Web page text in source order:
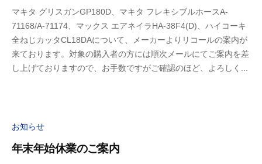
ビ
ル
デ
ィ
マキタ グリスガンGP180D、マキタ フレキシブルホースA-
71168/A-71174、マックス エアネイラHA-38F4(D)、ハイコーキ
全ねじカッタCL18DAについて、メーカーよりリコールの案内が
来ております。対象の購入者の方には順次メールにてご案内を差
し上げておりますので、お手数ですがご確認のほど、よろしく...
お知らせ
年末年始休業のご案内